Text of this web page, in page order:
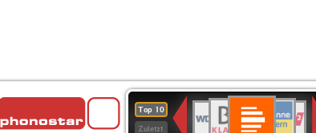
Top 10
Zuletzt
Deutschlandfunk
80er
90er
SWR3
4
BR-
KLASSIK
Deutschlandfunk
Kultur
ANTENNE
BAYERN
SWR
Kultur
NDR
2